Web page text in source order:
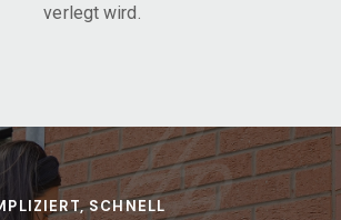
verlegt wird.
SCHNELL